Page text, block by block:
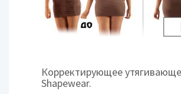
Корректирующее
Shapewear.